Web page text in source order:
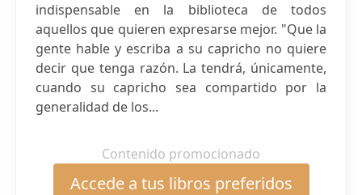
indispensable en la biblioteca de todos
aquellos que quieren expresarse mejor. "Que la
gente hable y escriba a su capricho no quiere
decir que tenga razón. La tendrá, únicamente,
cuando su capricho sea compartido por la
generalidad de los...
Contenido promocionado
Accede a tus libros preferidos